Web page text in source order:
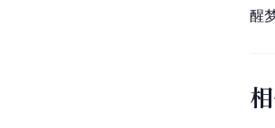
醒